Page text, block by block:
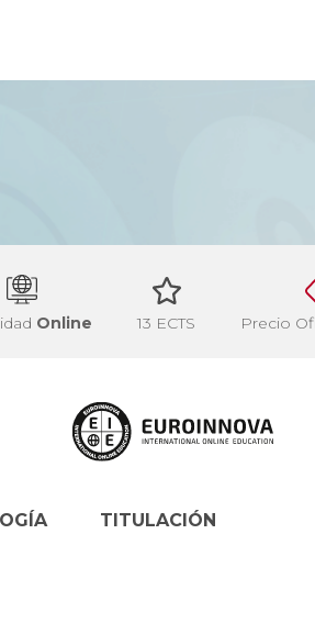
Online 13 ECTS Precio
TITULACIÓN